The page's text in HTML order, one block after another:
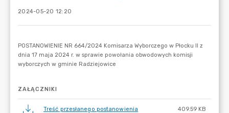
2024-05-20 12:20
ZAŁĄCZNIKI
Treść przesłanego postanowienia 409.59 KB